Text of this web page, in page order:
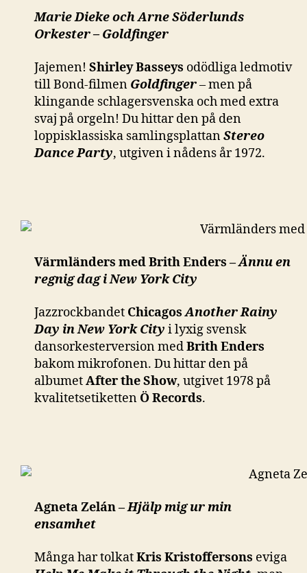
Marie Dieke och Arne Söderlunds
Orkester – Goldfinger
Jajemen! Shirley Basseys odödliga ledmotiv
till Bond-filmen Goldfinger– men på
klingande schlagersvenska och med extra
svaj på orgeln! Du hittar den på den
loppisklassiska samlingsplattanStereo
Dance Party, utgiven i nådens år 1972.
Värmländers med Brith Enders –Ännu en
regnig dag i New York City
Jazzrockbandet ChicagosAnother Rainy
Day in New York City i lyxig svensk
dansorkesterversion medBrith Enders
bakom mikrofonen. Du hittar den på
albumetAfter the Show, utgivet 1978 på
kvalitetsetiketten Ö Records.
Agneta Zelán –Hjälp mig ur min
ensamhet
Många har tolkatKris Kristoffersons eviga